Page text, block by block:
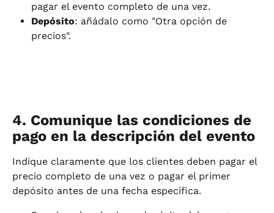
pagar el evento completo de una vez.
Depósito: añádalo como "Otra opción de
precios".
4. Comunique las condiciones de
pago en la descripción del evento
Indique claramente que los clientes deben pagar el
precio completo de una vez o pagar el primer
depósito antes de una fecha específica.